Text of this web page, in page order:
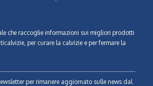
che raccoglie informazioni sui migliori prodotti
per curare la calvizie e per fermare la
per rimanere aggiornato sulle news dal